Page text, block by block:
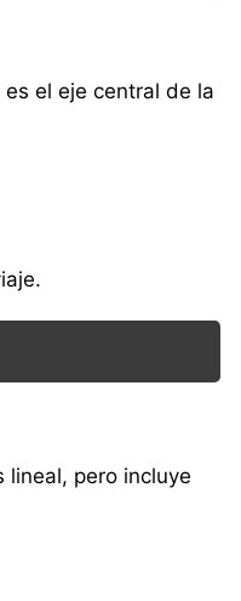
el eje central de la
lineal, pero incluye